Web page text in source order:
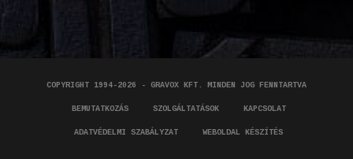
COPYRIGHT 1994-2026 - GRAVOX KFT. MINDEN JOG FENNTARTVA
BEMUTATKOZÁS SZOLGÁLTATÁSOK KAPCSOLAT
ADATVÉDELMI SZABÁLYZAT WEBOLDAL KÉSZÍTÉS